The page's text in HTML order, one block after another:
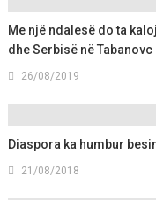
Me një ndalesë do ta
dhe Serbisë në Tabanovc
26/08/2019
Diaspora ka humbur
21/08/2018